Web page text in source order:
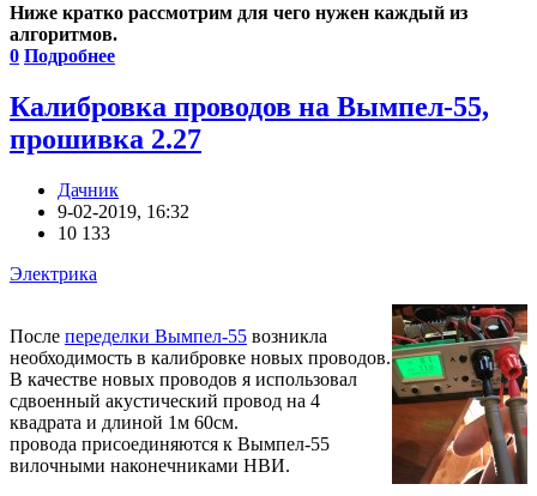
Ниже кратко рассмотрим для чего нужен каждый из
алгоритмов.
0 Подробнее
Калибровка проводов на Вымпел-55,
прошивка 2.27
Дачник
9-02-2019, 16:32
10 133
Электрика
После переделки Вымпел-55 возникла
необходимость в калибровке новых проводов.
В качестве новых проводов я использовал
сдвоенный акустический провод на 4
квадрата и длиной 1м 60см.
провода присоединяются к Вымпел-55
вилочными наконечниками НВИ.